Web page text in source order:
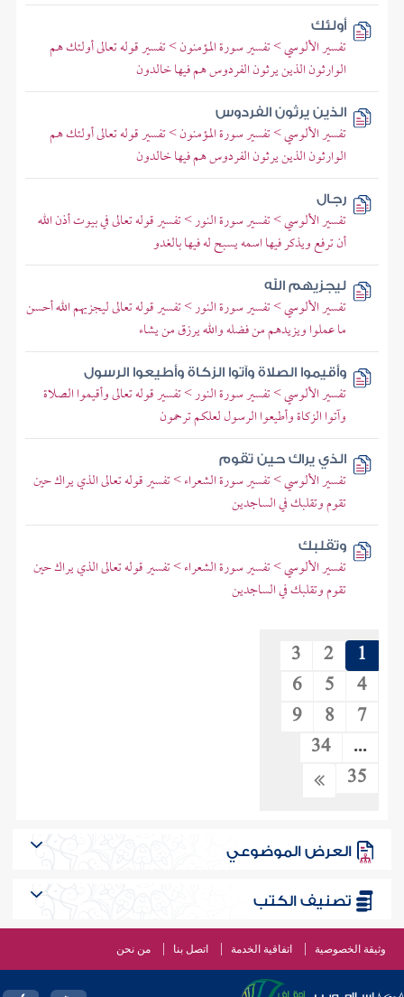
أولئك
تفسير الألوسي > تفسير سورة المؤمنون > تفسير قوله تعالى أولئك هم
الوارثون الذين يرثون الفردوس هم فيها خالدون
الذين يرثون الفردوس
تفسير الألوسي > تفسير سورة المؤمنون > تفسير قوله تعالى أولئك هم
الوارثون الذين يرثون الفردوس هم فيها خالدون
رجال
تفسير الألوسي > تفسير سورة النور > تفسير قوله تعالى في بيوت أذن الله
أن ترفع ويذكر فيها اسمه يسبح له فيها بالغدو
ليجزيهم الله
تفسير الألوسي > تفسير سورة النور > تفسير قوله تعالى ليجزيهم الله أحسن
ما عملوا ويزيدهم من فضله والله يرزق من يشاء
وأقيموا الصلاة وآتوا الزكاة وأطيعوا الرسول
تفسير الألوسي > تفسير سورة النور > تفسير قوله تعالى وأقيموا الصلاة
وآتوا الزكاة وأطيعوا الرسول لعلكم ترحمون
الذي يراك حين تقوم
تفسير الألوسي > تفسير سورة الشعراء > تفسير قوله تعالى الذي يراك حين
تقوم وتقلبك في الساجدين
وتقلبك
تفسير الألوسي > تفسير سورة الشعراء > تفسير قوله تعالى الذي يراك حين
تقوم وتقلبك في الساجدين
1
2
3
4
5
6
7
8
9
...
34
35
العرض الموضوعي
تصنيف الكتب
وثيقة الخصوصية اتفاقية الخدمة اتصل بنا من نحن